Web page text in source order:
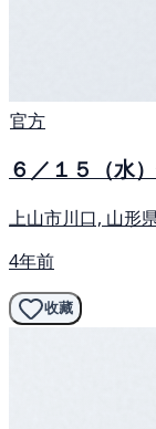
官方
６／１５（水
上山市川口, 山形
4年前
收藏